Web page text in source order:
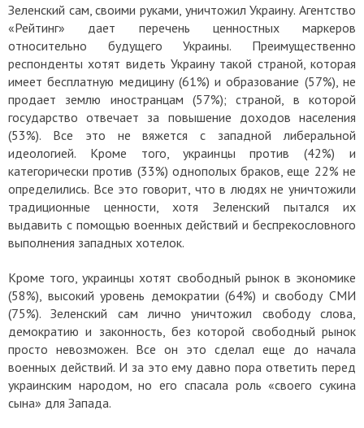
Зеленский сам, своими руками, уничтожил Украину. Агентство
«Рейтинг» дает перечень ценностных маркеров
относительно будущего Украины. Преимущественно
респонденты хотят видеть Украину такой страной, которая
имеет бесплатную медицину (61%) и образование (57%), не
продает землю иностранцам (57%); страной, в которой
государство отвечает за повышение доходов населения
(53%). Все это не вяжется с западной либеральной
идеологией. Кроме того, украинцы против (42%) и
категорически против (33%) однополых браков, еще 22% не
определились. Все это говорит, что в людях не уничтожили
традиционные ценности, хотя Зеленский пытался их
выдавить с помощью военных действий и беспрекословного
выполнения западных хотелок.
Кроме того, украинцы хотят свободный рынок в экономике
(58%), высокий уровень демократии (64%) и свободу СМИ
(75%). Зеленский сам лично уничтожил свободу слова,
демократию и законность, без которой свободный рынок
просто невозможен. Все он это сделал еще до начала
военных действий. И за это ему давно пора ответить перед
украинским народом, но его спасала роль «своего сукина
сына» для Запада.